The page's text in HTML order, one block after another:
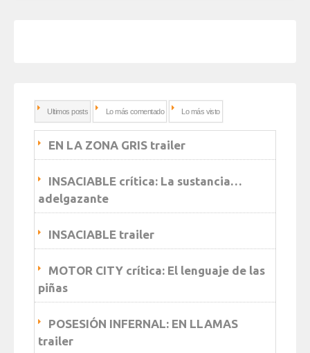
Ultimos posts Lo más comentado Lo más visto
EN LA ZONA GRIS trailer
INSACIABLE crítica: La sustancia…
adelgazante
INSACIABLE trailer
MOTOR CITY crítica: El lenguaje de las
piñas
POSESIÓN INFERNAL: EN LLAMAS
trailer